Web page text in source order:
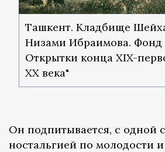
Ташкент. Кладбище
Низами Ибраимова. Фонд
Открытки конца XIX-
ХХ века"
Он подпитывается, с одной
ностальгией по молодости